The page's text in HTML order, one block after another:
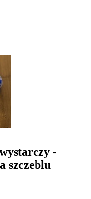
-
szczeblu